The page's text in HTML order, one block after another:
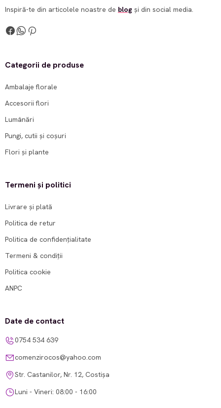
Inspiră-te din articolele noastre de blog și din social media.
Categorii de produse
Ambalaje florale
Accesorii flori
Lumânări
Pungi, cutii și coșuri
Flori și plante
Termeni și politici
Livrare și plată
Politica de retur
Politica de confidențialitate
Termeni & condiții
Politica cookie
ANPC
Date de contact
0754 534 639
comenzirocos@yahoo.com
Str. Castanilor, Nr. 12, Costișa
Luni - Vineri: 08:00 - 16:00